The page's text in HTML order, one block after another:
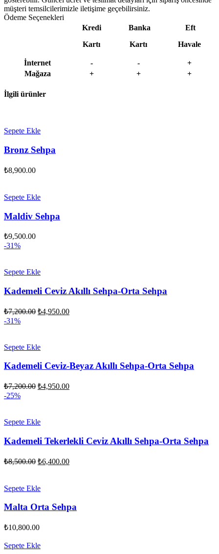
müşteri temsilcilerimizle iletişime geçebilirsiniz.
Ödeme Seçenekleri
Kredi
Kartı
Banka
Kartı
Eft
Havale
İnternet - -
+
Mağaza
+ + +
İlgili ürünler
Sepete Ekle
Bronz Sehpa
₺8,900.00
Sepete Ekle
Maldiv Sehpa
₺9,500.00
-31%
Sepete Ekle
Kademeli Ceviz Akıllı Sehpa-Orta Sehpa
₺7,200.00 Orijinal
₺4,950.00Şu
-31%
Sepete Ekle
Kademeli Ceviz-Beyaz Akıllı Sehpa-Orta Sehpa
₺7,200.00 Orijinal
₺4,950.00Şu
-25%
Sepete Ekle
Kademeli Tekerlekli Ceviz Akıllı Sehpa-Orta Sehpa
₺8,500.00 Orijinal
₺6,400.00Şu
Sepete Ekle
Malta Orta Sehpa
₺10,800.00
Sepete Ekle